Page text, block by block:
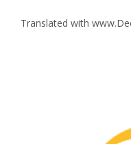
Translated with